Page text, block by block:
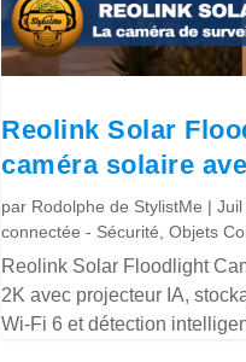
Reolink Solar
caméra solaire
par Rodolphe de StylistMe |
connectée - Sécurité ,Objets
Reolink Solar Floodlight
2K avec projecteur IA,
Wi-Fi 6 et détection